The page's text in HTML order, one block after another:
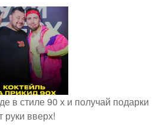
в стиле 90 х и получай подарки
руки вверх!